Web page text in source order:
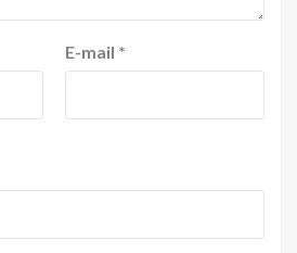
E-mail *